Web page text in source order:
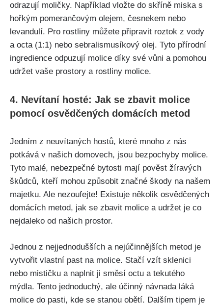
odrazují moličky. Například vložte do skříně miska s
hořkým pomerančovým olejem, česnekem nebo
levandulí. Pro rostliny můžete připravit roztok z vody
a octa (1:1) nebo‌ sebralismusíkový olej. Tyto přírodní
ingredience odpuzují molice díky své vůni a pomohou
udržet vaše prostory a rostliny molice.
4. Nevítaní hosté: Jak se zbavit molice
pomocí osvědčených domácích metod
Jedním z neuvítaných hostů, které mnoho z nás
potkává v našich domovech, jsou bezpochyby molice.‍
Tyto malé, nebezpečné bytosti mají ⁤pověst žíravých​
škůdců, kteří mohou způsobit‌ značné škody na našem
majetku. Ale nezoufejte! Existuje několik osvědčených
domácích ⁤metod, jak se zbavit molice a udržet je co
nejdaleko od našich prostor.
Jednou z nejjednodušších a nejúčinnějších ⁤metod je
vytvořit vlastní past na molice.⁢ Stačí vzít sklenici
nebo mističku a naplnit ji směsí octu a tekutého
mýdla. Tento jednoduchý, ale účinný návnada láká
molice do pasti, kde se stanou obětí. Dalším tipem ‌je